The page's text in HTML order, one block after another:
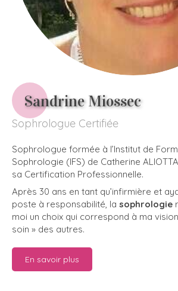
Sandrine Miossec
Sophrologue Certifiée
Sophrologue formée à l’Institut de
Sophrologie (IFS) de Catherine
sa Certification Professionnelle.
Après 30 ans en tant qu’infirmière et
poste à responsabilité, la sophrologie
moi un choix qui correspond à ma
soin » des autres.
En savoir plus